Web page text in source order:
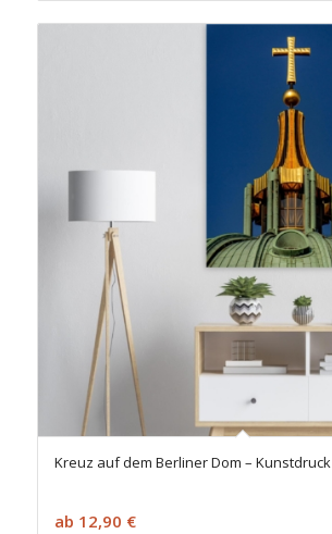
Kreuz auf dem Berliner Dom – Kunstdruck
ab 12,90 €